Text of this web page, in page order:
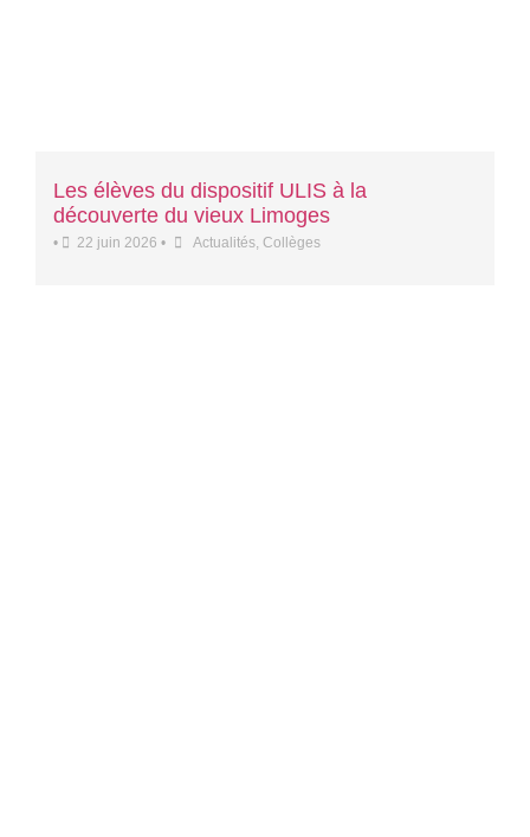
Les élèves du dispositif ULIS à la
découverte du vieux Limoges
• 22 juin 2026 • Actualités, Collèges